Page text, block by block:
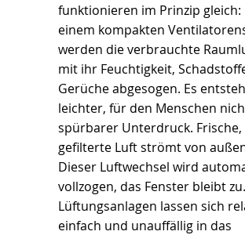
funktionieren im Prinzip gleich:
einem kompakten
werden die verbrauchte
mit ihr Feuchtigkeit,
Gerüche abgesogen. Es
leichter, für den Menschen
spürbarer Unterdruck.
gefilterte Luft strömt von
Dieser Luftwechsel wird
vollzogen, das Fenster bleibt
Lüftungsanlagen lassen sich
einfach und unauffällig in das